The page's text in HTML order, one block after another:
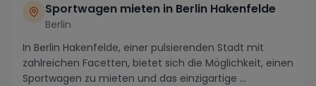
Sportwagen mieten in Berlin Hakenfelde
Berlin
In Berlin Hakenfelde, einer pulsierenden Stadt mit
zahlreichen Facetten, bietet sich die Möglichkeit, einen
Sportwagen zu mieten und das einzigartige ...